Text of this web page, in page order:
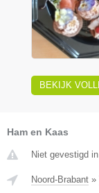
BEKIJK
Ham en Kaas
Niet gevestigd
Noord-Brabant »